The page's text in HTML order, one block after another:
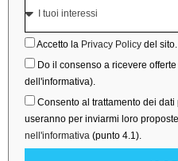
Accetto la Privacy Policy del sito.
Do il consenso a ricevere
dell'informativa).
Consento al trattamento dei
useranno per inviarmi loro
nell'informativa (punto 4.1).